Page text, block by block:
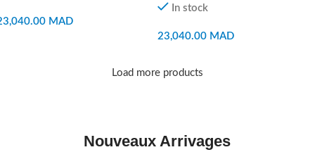
MAD
In stock
23,040.00 MAD
Load more products
Nouveaux Arrivages